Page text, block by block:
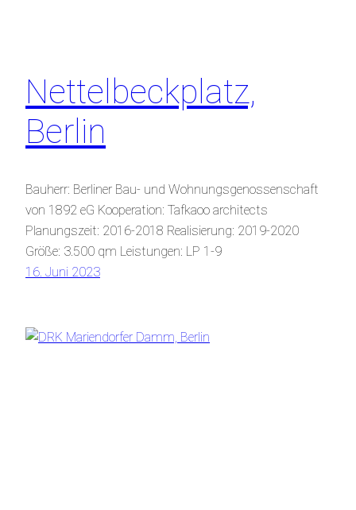
Nettelbeckplatz,
Berlin
Bauherr: Berliner Bau- und Wohnungsgenossenschaft
von 1892 eG Kooperation: Tafkaoo architects
Planungszeit: 2016-2018 Realisierung: 2019-2020
Größe: 3.500 qm Leistungen: LP 1-9
16. Juni 2023